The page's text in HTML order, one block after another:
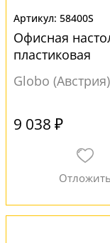
58400S
Офисная
пластиковая
Globo (Австрия)
9 038 ₽